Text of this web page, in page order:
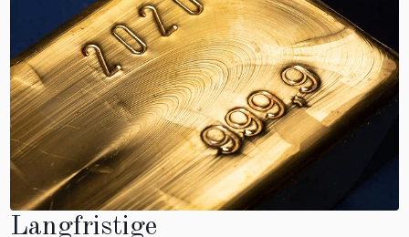
Langfristige